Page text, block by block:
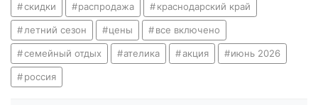
скидки распродажа краснодарский край
летний сезон цены все включено
семейный отдых ателика акция июнь 2026
россия